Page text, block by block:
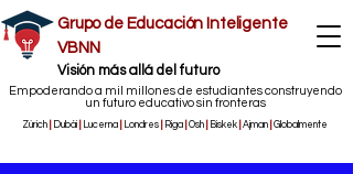
Grupo de Educación Inteligente
VBNN
​Visión más allá del futuro
Empoderando a mil millones de estudiantes construyendo
un futuro educativo sin fronteras
Zúrich Dubái Lucerna Londres Riga Osh Biskek Ajman Globalmente